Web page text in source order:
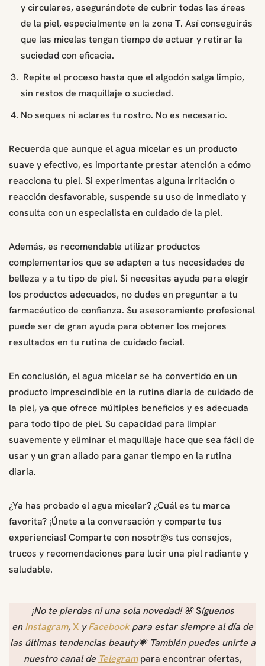
y circulares, asegurándote de cubrir todas las áreas
de la piel, especialmente en la zona T. Así conseguirás
que las micelas tengan tiempo de actuar y retirar la
suciedad con eficacia.
Repite el proceso hasta que el algodón salga limpio,
sin restos de maquillaje o suciedad.
No seques ni aclares tu rostro. No es necesario.
Recuerda que aunque el agua micelar es un producto
suave y efectivo, es importante prestar atención a cómo
reacciona tu piel. Si experimentas alguna irritación o
reacción desfavorable, suspende su uso de inmediato y
consulta con un especialista en cuidado de la piel.
Además, es recomendable utilizar productos
complementarios que se adapten a tus necesidades de
belleza y a tu tipo de piel. Si necesitas ayuda para elegir
los productos adecuados, no dudes en preguntar a tu
farmacéutico de confianza. Su asesoramiento profesional
puede ser de gran ayuda para obtener los mejores
resultados en tu rutina de cuidado facial.
En conclusión, el agua micelar se ha convertido en un
producto imprescindible en la rutina diaria de cuidado de
la piel, ya que ofrece múltiples beneficios y es adecuada
para todo tipo de piel. Su capacidad para limpiar
suavemente y eliminar el maquillaje hace que sea fácil de
usar y un gran aliado para ganar tiempo en la rutina
diaria.
¿Ya has probado el agua micelar? ¿Cuál es tu marca
favorita? ¡Únete a la conversación y comparte tus
experiencias! Comparte con nosotr@s tus consejos,
trucos y recomendaciones para lucir una piel radiante y
saludable.
¡No te pierdas ni una sola novedad!🌸Síguenos
enInstagram,X yFacebook para estar siempre al día de
las últimas tendencias beauty💗 También puedes unirte a
nuestro canal de Telegrampara encontrar ofertas,